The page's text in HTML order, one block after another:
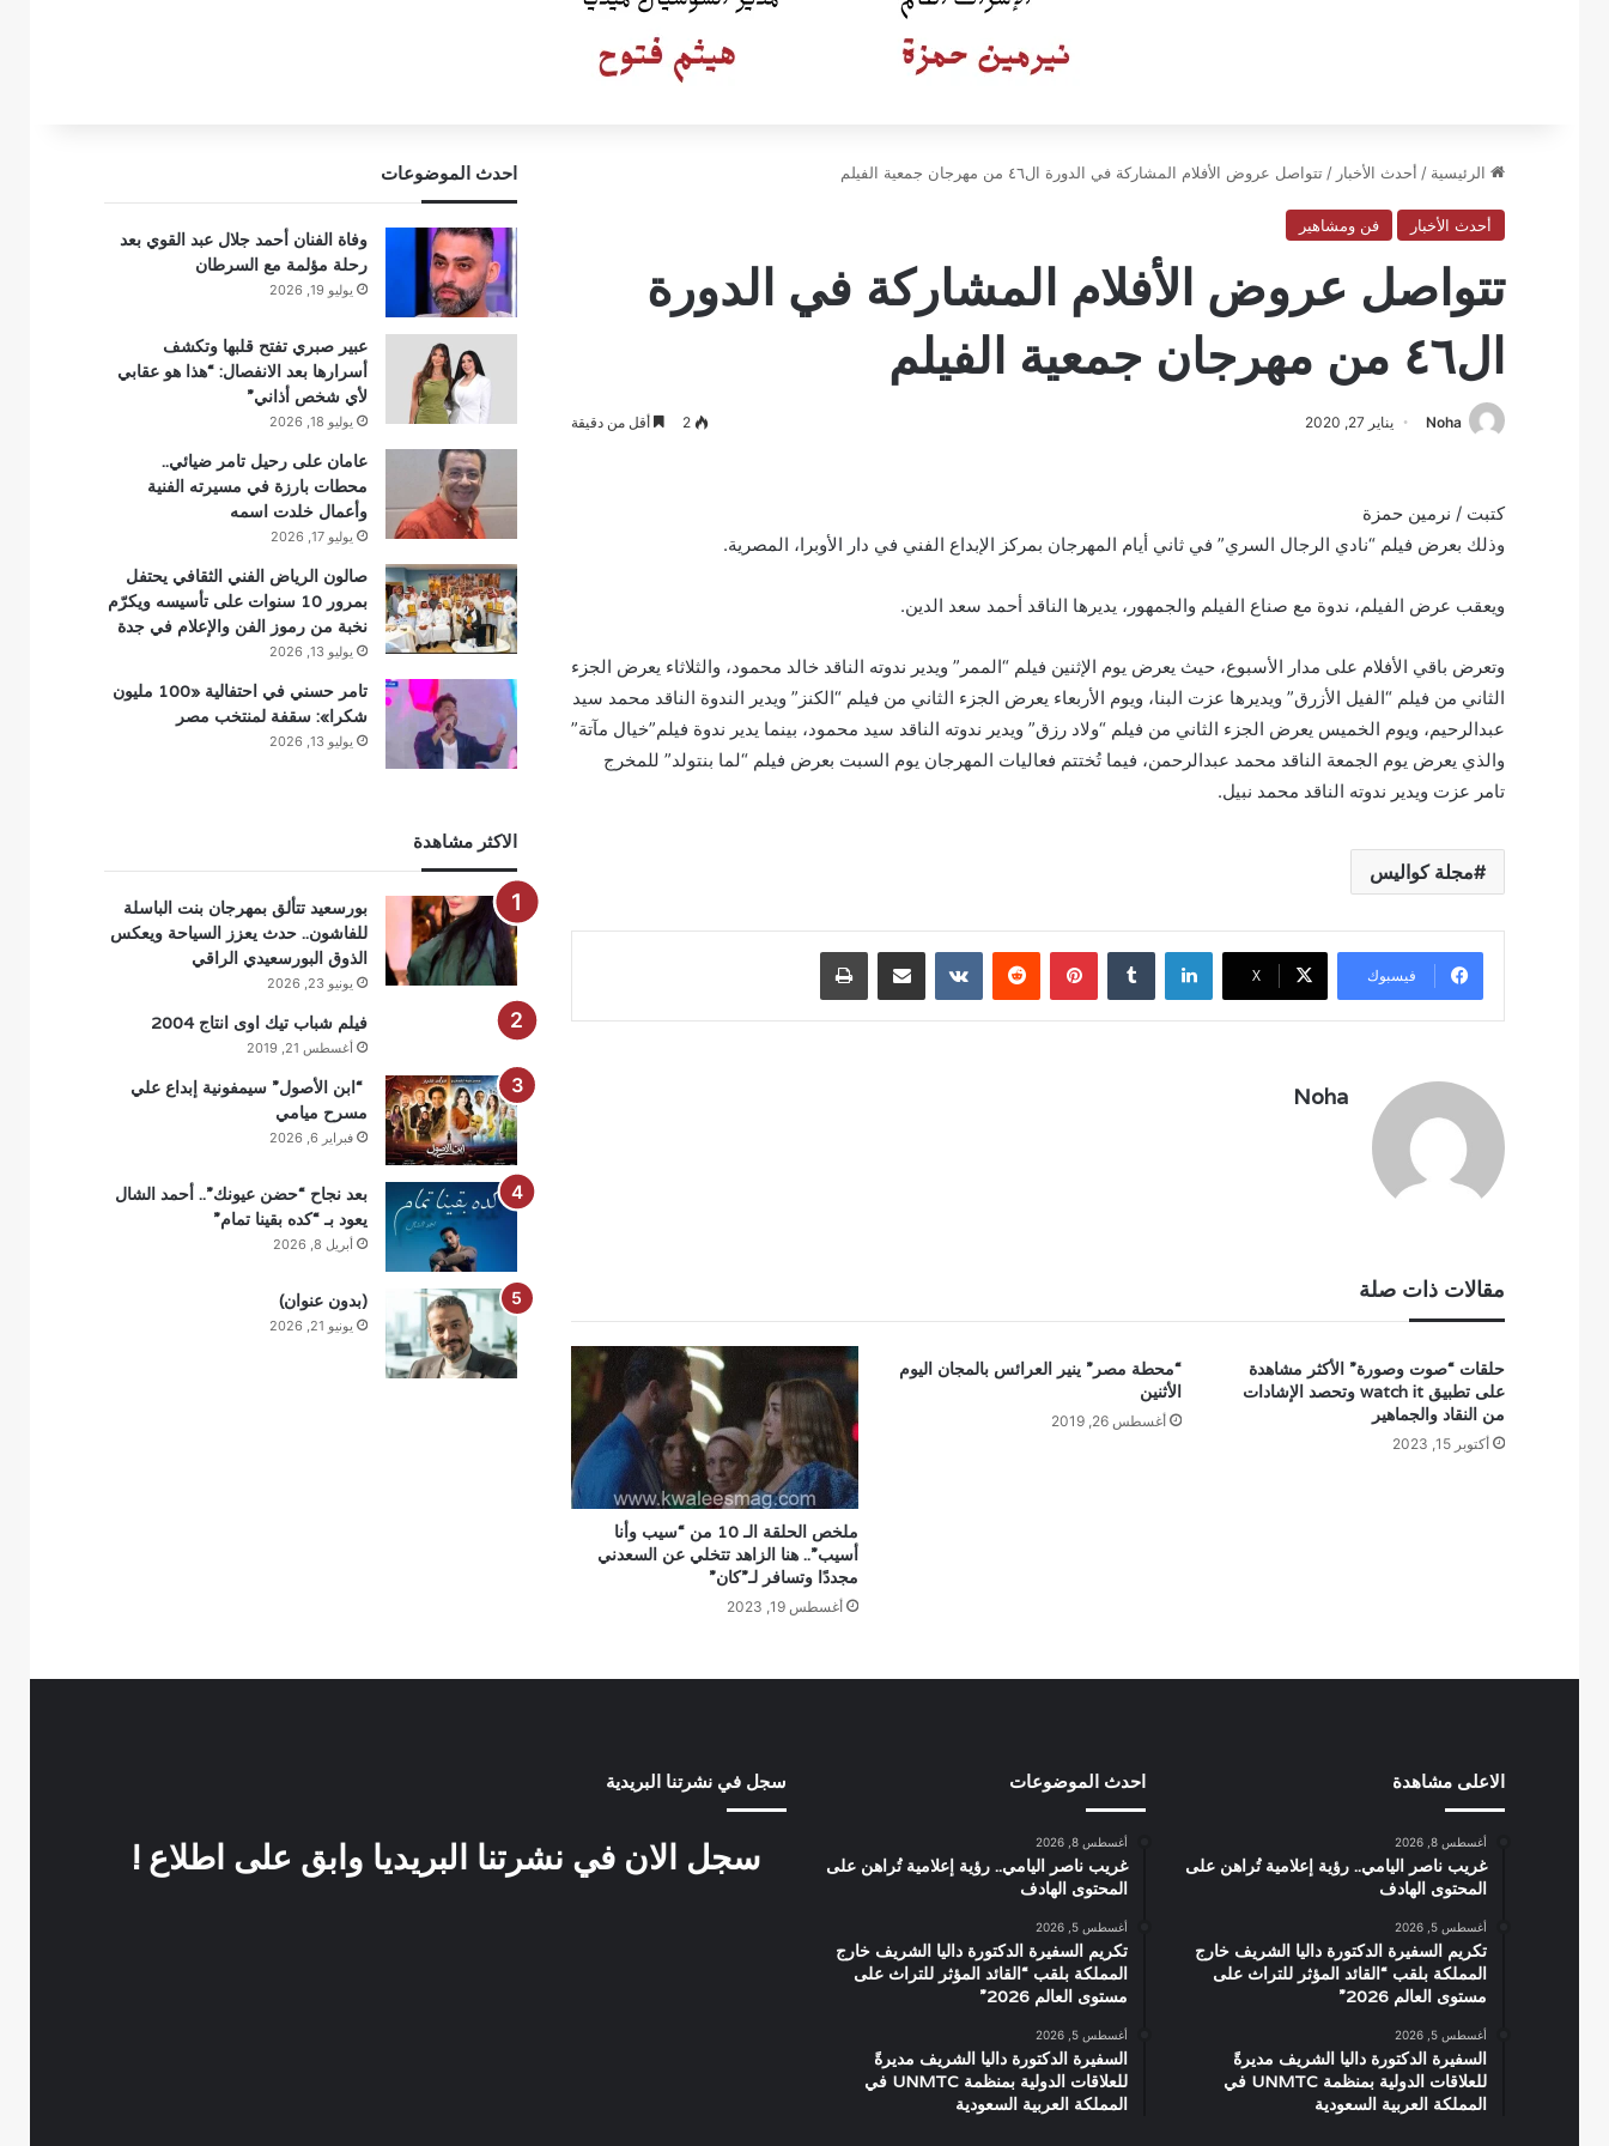
الرئيسية / أحدث الأخبار / تتواصل عروض الأفلام المشاركة في الدورة ال٤٦ من مهرجان جمعية الفيلم
أحدث الأخبار فن ومشاهير
تتواصل عروض الأفلام المشاركة في الدورة
ال٤٦ من مهرجان جمعية الفيلم
Noha يناير 27, 2020 2 أقل من دقيقة
كتبت / نرمين حمزة
وذلك بعرض فيلم “نادي الرجال السري” في ثاني أيام المهرجان بمركز الإبداع الفني في دار الأوبرا، المصرية.
ويعقب عرض الفيلم، ندوة مع صناع الفيلم والجمهور، يديرها الناقد أحمد سعد الدين.
وتعرض باقي الأفلام على مدار الأسبوع، حيث يعرض يوم الإثنين فيلم “الممر” ويدير ندوته الناقد خالد محمود، والثلاثاء يعرض الجزء
الثاني من فيلم “الفيل الأزرق” ويديرها عزت البنا، ويوم الأربعاء يعرض الجزء الثاني من فيلم “الكنز” ويدير الندوة الناقد محمد سيد
عبدالرحيم، ويوم الخميس يعرض الجزء الثاني من فيلم “ولاد رزق” ويدير ندوته الناقد سيد محمود، بينما يدير ندوة فيلم”خيال مآتة”
والذي يعرض يوم الجمعة الناقد محمد عبدالرحمن، فيما تُختتم فعاليات المهرجان يوم السبت بعرض فيلم “لما بنتولد” للمخرج
تامر عزت ويدير ندوته الناقد محمد نبيل.
مجلة كواليس
فيسبوك ‫X
لينكدإن بينتيريست مشاركة عبر البريد طباعة
Noha
مقالات ذات صلة
حلقات “صوت وصورة” الأكثر مشاهدة
على تطبيق watch it وتحصد الإشادات
من النقاد والجماهير
أكتوبر 15, 2023
“محطة مصر” ينير العرائس بالمجان اليوم
الأثنين
أغسطس 26, 2019
ملخص الحلقة الـ 10 من “سيب وأنا
أسيب”.. هنا الزاهد تتخلي عن السعدني
مجددًا وتسافر لـ”كان”
أغسطس 19, 2023
احدث الموضوعات
وفاة الفنان أحمد جلال عبد القوي بعد
رحلة مؤلمة مع السرطان
يوليو 19, 2026
عبير صبري تفتح قلبها وتكشف
أسرارها بعد الانفصال: “هذا هو عقابي
لأي شخص أذاني”
يوليو 18, 2026
عامان على رحيل تامر ضيائي..
محطات بارزة في مسيرته الفنية
وأعمال خلدت اسمه
يوليو 17, 2026
صالون الرياض الفني الثقافي يحتفل
بمرور 10 سنوات على تأسيسه ويكرّم
نخبة من رموز الفن والإعلام في جدة
يوليو 13, 2026
تامر حسني في احتفالية «100 مليون
شكرا»: سقفة لمنتخب مصر
يوليو 13, 2026
الاكثر مشاهدة
بورسعيد تتألق بمهرجان بنت الباسلة
للفاشون.. حدث يعزز السياحة ويعكس
الذوق البورسعيدي الراقي
يونيو 23, 2026
فيلم شباب تيك اوى انتاج 2004
أغسطس 21, 2019
“ابن الأصول” سيمفونية إبداع علي
مسرح ميامي
فبراير 6, 2026
بعد نجاح “حضن عيونك”.. أحمد الشال
يعود بـ “كده بقينا تمام”
أبريل 8, 2026
(بدون عنوان)
يونيو 21, 2026
الاعلى مشاهدة
أغسطس 8, 2026
غريب ناصر اليامي.. رؤية إعلامية تُراهن على
المحتوى الهادف
أغسطس 5, 2026
تكريم السفيرة الدكتورة داليا الشريف خارج
المملكة بلقب “القائد المؤثر للتراث على
مستوى العالم 2026”
أغسطس 5, 2026
السفيرة الدكتورة داليا الشريف مديرةً
للعلاقات الدولية بمنظمة UNMTC في
المملكة العربية السعودية
احدث الموضوعات
أغسطس 8, 2026
غريب ناصر اليامي.. رؤية إعلامية تُراهن على
المحتوى الهادف
أغسطس 5, 2026
تكريم السفيرة الدكتورة داليا الشريف خارج
المملكة بلقب “القائد المؤثر للتراث على
مستوى العالم 2026”
أغسطس 5, 2026
السفيرة الدكتورة داليا الشريف مديرةً
للعلاقات الدولية بمنظمة UNMTC في
المملكة العربية السعودية
سجل في نشرتنا البريدية
سجل الان في نشرتنا البريديا وابق على اطلاع !